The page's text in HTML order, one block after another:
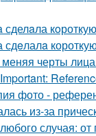
черты
фото -
из-за
случая: от